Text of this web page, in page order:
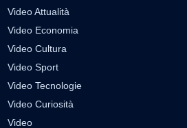
Video Attualità
Video Economia
Video Cultura
Video Sport
Video Tecnologie
Video Curiosità
Video